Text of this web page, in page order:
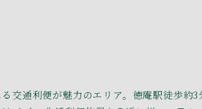
交通利便が魅力のエリア。徳庵駅徒歩約3